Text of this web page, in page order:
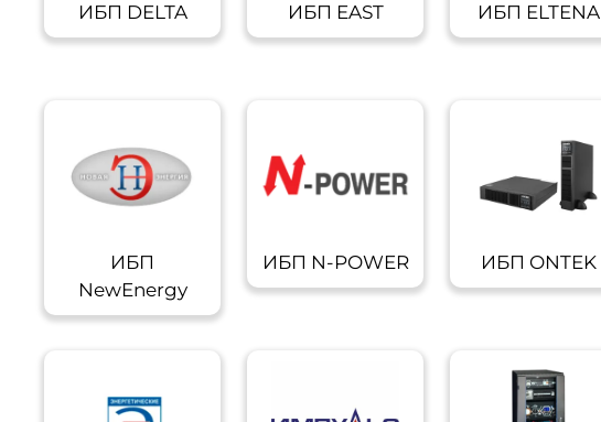
ИБП DELTA ИБП EAST ИБП ELTENA
ИБП
NewEnergy
ИБП N-POWER ИБП ONTEK